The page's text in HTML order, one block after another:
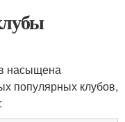
насыщена
популярных клубов,